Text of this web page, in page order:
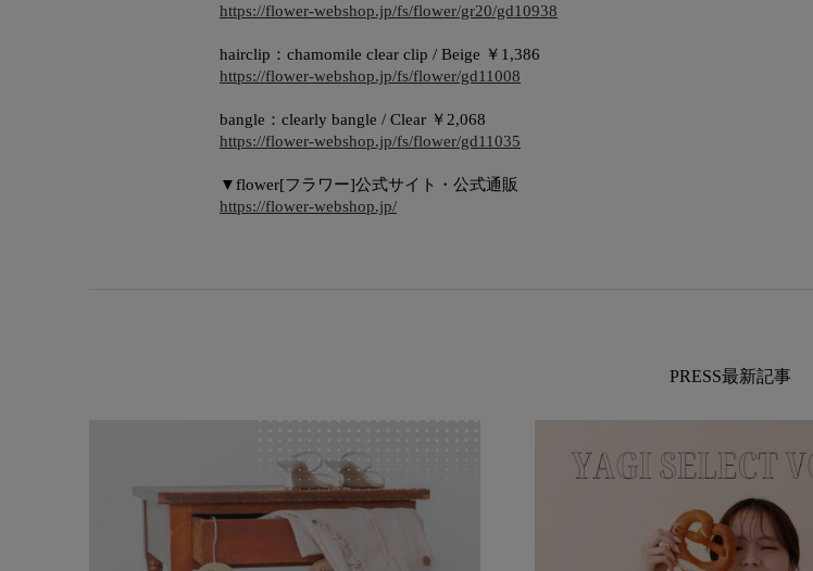
https://flower-webshop.jp/fs/flower/gr20/gd10938
hairclip：chamomile clear clip / Beige ￥1,386
https://flower-webshop.jp/fs/flower/gd11008
bangle：clearly bangle / Clear ￥2,068
https://flower-webshop.jp/fs/flower/gd11035
▼flower[フラワー]公式サイト・公式通販
https://flower-webshop.jp/
PRESS最新記事